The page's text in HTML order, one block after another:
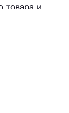
товара и
– от 1